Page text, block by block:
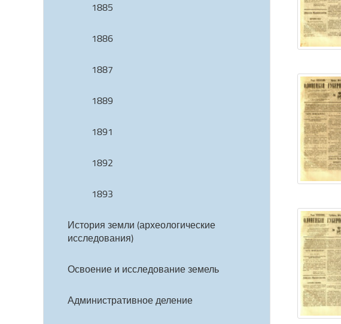
1885
1886
1887
1889
1891
1892
1893
История земли (археологические
исследования)
Освоение и исследование земель
Административное деление